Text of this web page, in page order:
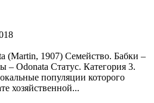
(Martin, 1907) Семейство. Бабки –
– Odonata Cтатус. Категория 3.
популяции которого
хозяйственной...